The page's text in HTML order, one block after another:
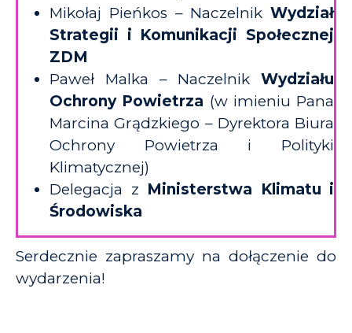
Mikołaj Pieńkos – Naczelnik Wydział
Strategii i Komunikacji Społecznej
ZDM
Paweł Malka – Naczelnik Wydziału
Ochrony Powietrza (w imieniu Pana
Marcina Grądzkiego – Dyrektora Biura
Ochrony Powietrza i Polityki
Klimatycznej)
Delegacja z Ministerstwa Klimatu i
Środowiska
Serdecznie zapraszamy na dołączenie do
wydarzenia!